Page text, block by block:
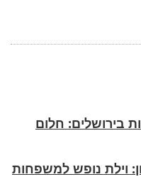
בירושלים: חלום
וילת נופש למשפחות